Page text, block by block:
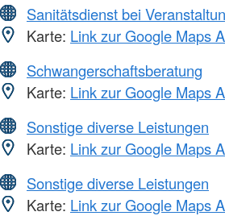
Sanitätsdienst bei
Karte: Link zur Google Maps
Schwangerschaftsberatung
Karte: Link zur Google Maps
Sonstige diverse Leistungen
Karte: Link zur Google Maps
Sonstige diverse Leistungen
Karte: Link zur Google Maps